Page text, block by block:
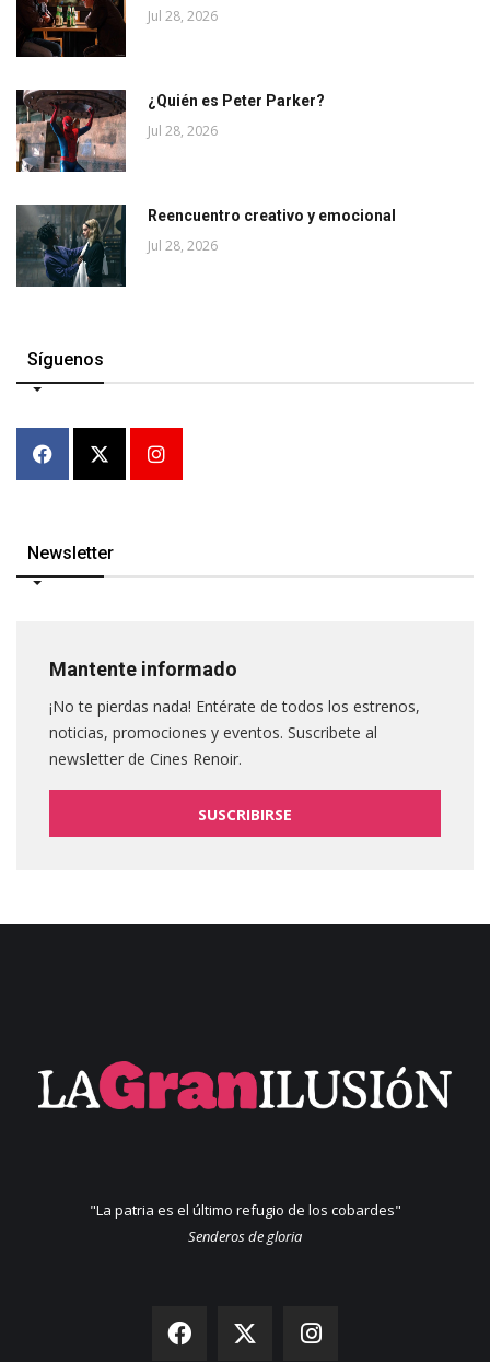
Jul 28, 2026
¿Quién es Peter Parker?
Jul 28, 2026
Reencuentro creativo y emocional
Jul 28, 2026
Síguenos
Newsletter
Mantente informado
¡No te pierdas nada! Entérate de todos los estrenos,
noticias, promociones y eventos. Suscribete al
newsletter de Cines Renoir.
SUSCRIBIRSE
"La patria es el último refugio de los cobardes"
Senderos de gloria